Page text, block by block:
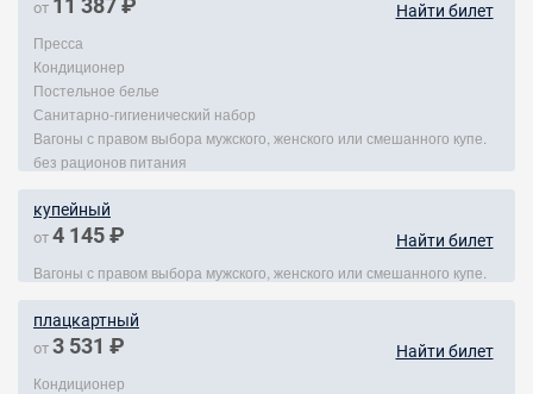
от 11 387 ₽ Найти билет
Пресса
Кондиционер
Постельное белье
Санитарно-гигиенический набор
Вагоны с правом выбора мужского, женского или смешанного купе.
без рационов питания
купейный
от 4 145 ₽ Найти билет
Вагоны с правом выбора мужского, женского или смешанного купе.
плацкартный
от 3 531 ₽ Найти билет
Кондиционер